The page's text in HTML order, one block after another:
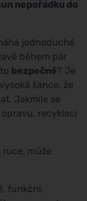
nepořádku do
jednoduché
během pár
bezpečné? Je
šance, že
Jakmile se
recyklaci
může
funkční,